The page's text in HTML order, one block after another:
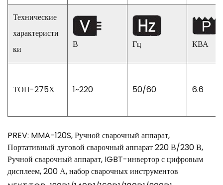
Технические
характеристи
ки
В Гц КВА
ТОП-275Х 1~220 50/60 6.6
PREV: MMA-120S, Ручной сварочный аппарат,
Портативный дуговой сварочный аппарат 220 В/230 В,
Ручной сварочный аппарат, IGBT-инвертор с цифровым
дисплеем, 200 А, набор сварочных инструментов